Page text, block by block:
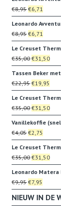
was:
€4,20.
is:
€3,99.
€8,95
prijs
was:
€8,95.
€6,71
prijs
is:
€6,71.
Leonardo
€8,95
prijs
was:
€8,95.
€6,71
prijs
is:
€6,71.
Le Creuset
€35,00
prijs
was:
€35,00.
€31,50
prijs
is:
Tassen Beker
€22,95
prijs
was:
€22,95.
€19,95
prijs
is:
Le Creuset
€35,00
prijs
was:
€35,00.
€31,50
prijs
Vanillekoffie
€4,05
prijs
was:
€4,05.
€2,75
prijs
is:
€2,75.
Le Creuset
€35,00
prijs
was:
€35,00.
€31,50
prijs
Leonardo Matera
€9,95
prijs
was:
€7,95
prijs
is:
NIEUW IN DE